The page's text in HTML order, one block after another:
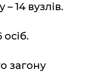
14 вузлів.
загону